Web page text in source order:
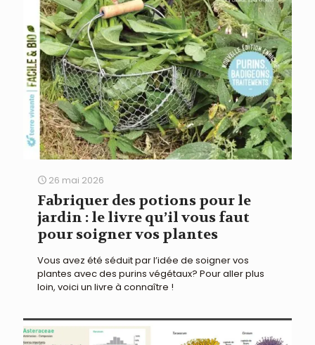
26 mai 2026
Fabriquer des potions pour le
jardin : le livre qu’il vous faut
pour soigner vos plantes
Vous avez été séduit par l’idée de soigner vos
plantes avec des purins végétaux? Pour aller plus
loin, voici un livre à connaître !